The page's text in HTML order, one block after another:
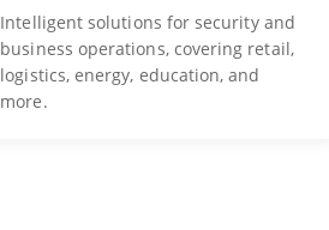
Intelligent solutions for security and
business operations, covering retail,
logistics, energy, education, and
more.